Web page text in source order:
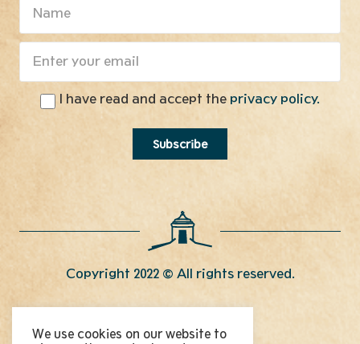
I have read and accept the privacy policy.
Copyright 2022 © All rights reserved.
We use cookies on our website to